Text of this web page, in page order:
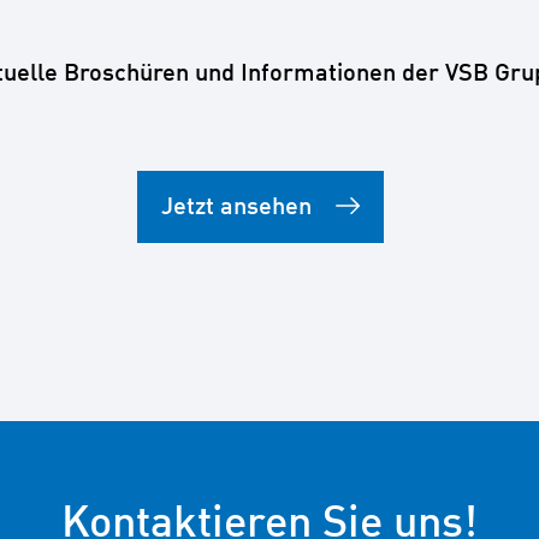
Broschüren und Informationen der VSB
Jetzt ansehen
Kontaktieren Sie uns!